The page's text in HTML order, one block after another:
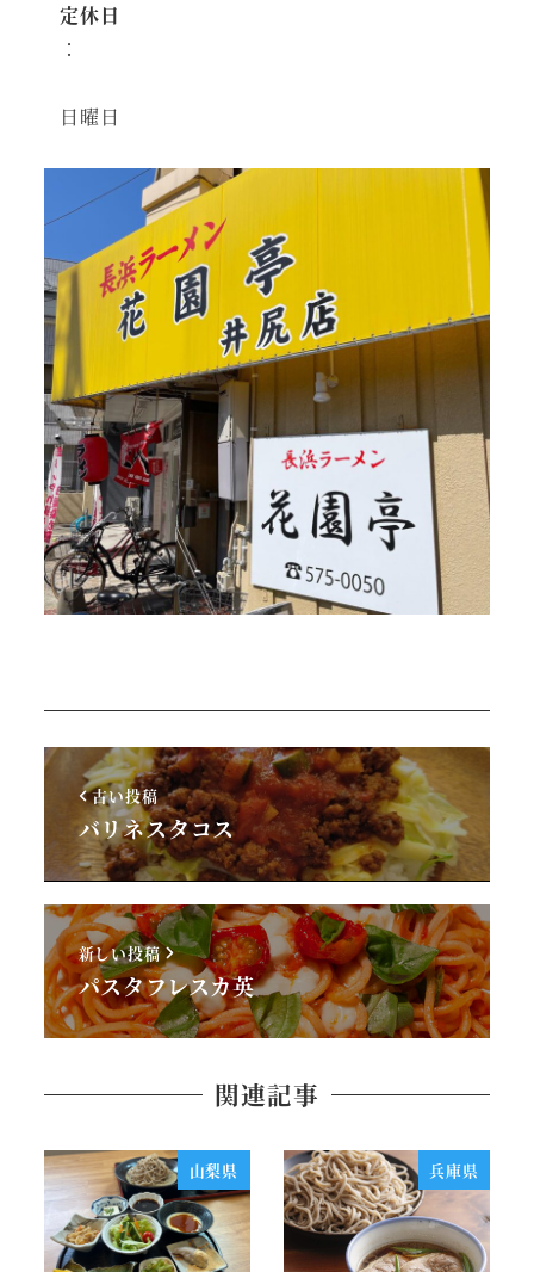
定休日
：
日曜日
古い投稿
バリネスタコス
新しい投稿
パスタフレスカ英
関連記事
山梨県 兵庫県